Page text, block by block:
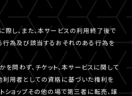
し、また、本サービスの利用終了後で
行為及び該当するおそれのある行為を
問わず、チケット、本サービスに関して
利用者としての資格に基づいた権利を
ショップその他の場で第三者に転売、譲